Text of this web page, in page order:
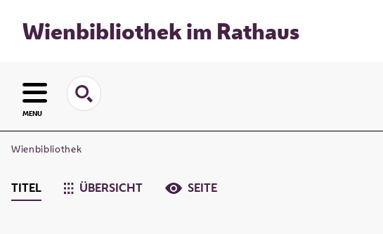
Wienbibliothek im Rathaus
MENU
Wienbibliothek
TITEL ÜBERSICHT SEITE